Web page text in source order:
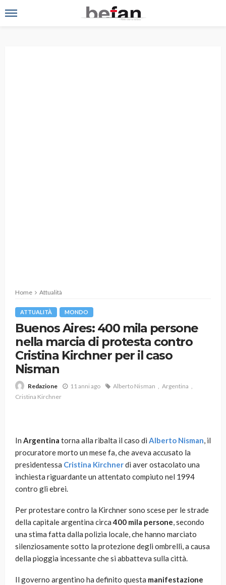
Home Attualità
ATTUALITÀ MONDO
Buenos Aires: 400 mila persone
nella marcia di protesta contro
Cristina Kirchner per il caso
Nisman
Redazione 11 anni ago Alberto Nisman
Argentina
Cristina Kirchner
In Argentina torna alla ribalta il caso di Alberto Nisman, il
procuratore morto un mese fa, che aveva accusato la
presidentessa Cristina Kirchnerdi aver ostacolato una
inchiesta riguardante un attentato compiuto nel 1994
contro gli ebrei.
Per protestare contro la Kirchner sono scese per le strade
della capitale argentina circa400 mila persone, secondo
una stima fatta dalla polizia locale, che hanno marciato
silenziosamente sotto la protezione degli ombrelli, a causa
della pioggia incessante che si abbatteva sulla città.
Il governo argentino ha definito questa manifestazione